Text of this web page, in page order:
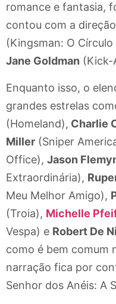
romance e fantasia,
contou com a
(Kingsman: O
Jane Goldman (Kick-
Enquanto isso, o
grandes estrelas
(Homeland), Charlie
Miller (Sniper
Office), Jason
Extraordinária),
Meu Melhor Amigo),
(Troia), Michelle
Vespa) e Robert De
como é bem comum
narração fica por
Senhor dos Anéis: A